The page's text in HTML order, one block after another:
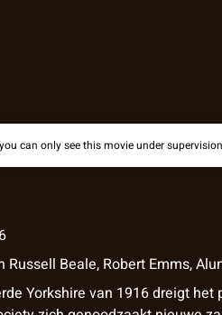
can only see this movie under
Russell Beale, Robert Emms,
Yorkshire van 1916 dreigt